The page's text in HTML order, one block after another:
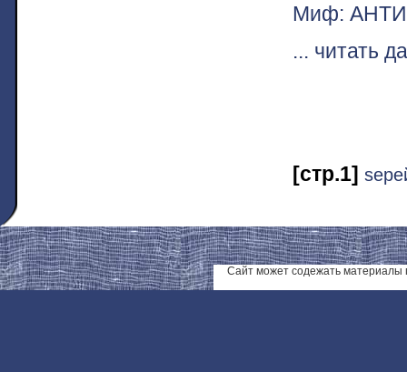
Миф: АНТИ-
... читать
[стр.1]
Сайт может содежать материалы